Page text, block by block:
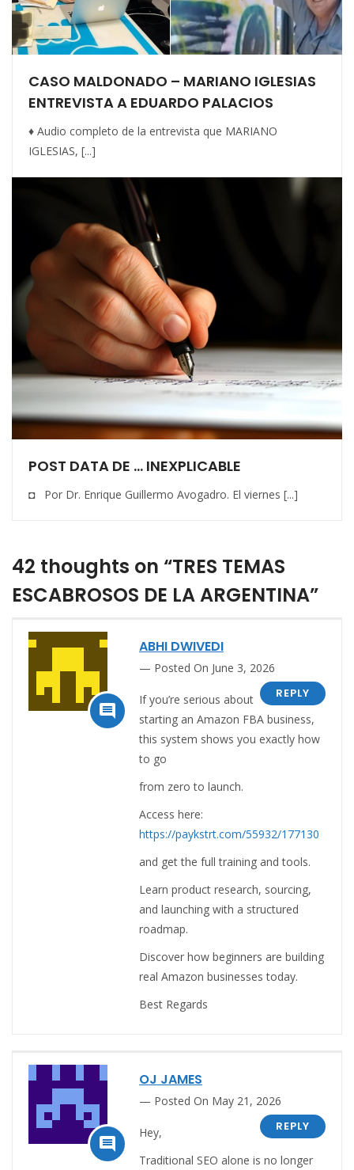
CASO MALDONADO – MARIANO IGLESIAS
ENTREVISTA A EDUARDO PALACIOS
♦ Audio completo de la entrevista que MARIANO
IGLESIAS, [...]
POST DATA DE … INEXPLICABLE
◘ Por Dr. Enrique Guillermo Avogadro. El viernes [...]
42 thoughts on “TRES TEMAS
ESCABROSOS DE LA ARGENTINA”

ABHI DWIVEDI
Posted On June 3, 2026
REPLY
If you’re serious about
starting an Amazon FBA business,
this system shows you exactly how
to go
from zero to launch.
Access here:
https://paykstrt.com/55932/177130
and get the full training and tools.
Learn product research, sourcing,
and launching with a structured
roadmap.
Discover how beginners are building
real Amazon businesses today.
Best Regards

OJ JAMES
Posted On May 21, 2026
REPLY
Hey,
Traditional SEO alone is no longer